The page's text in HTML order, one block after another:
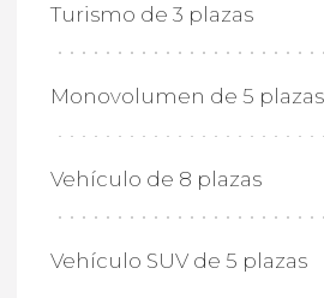
Turismo de 3 plazas
Monovolumen de 5 plazas
Vehículo de 8 plazas
Vehículo SUV de 5 plazas